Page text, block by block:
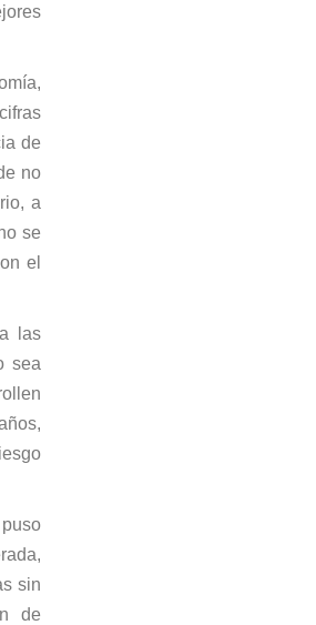
de
no
a
se
el
las
sea
sin
de